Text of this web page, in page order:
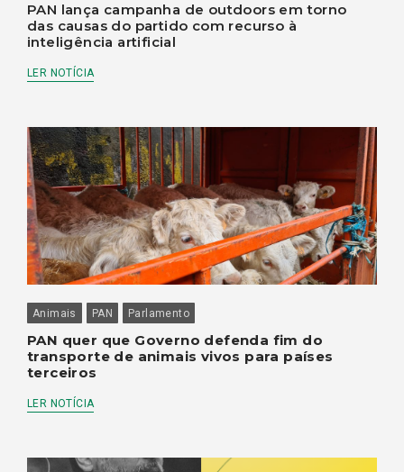
PAN lança campanha de outdoors em torno
das causas do partido com recurso à
inteligência artificial
LER NOTÍCIA
Animais PAN Parlamento
PAN quer que Governo defenda fim do
transporte de animais vivos para países
terceiros
LER NOTÍCIA